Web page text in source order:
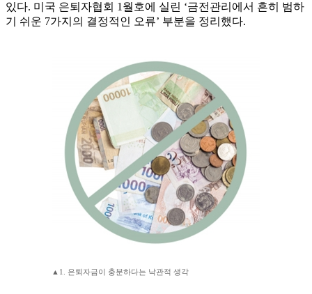
있다. 미국 은퇴자협회 1월호에 실린 ‘금전관리에서 흔히 범하
기 쉬운 7가지의 결정적인 오류’ 부분을 정리했다.
▲1. 은퇴자금이 충분하다는 낙관적 생각